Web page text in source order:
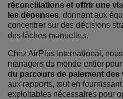
réconciliations et offrir une
les dépenses, donnant aux
concentrer sur des décisions
des tâches manuelles.
Chez AirPlus International,
managers du monde entier pour
du parcours de paiement des
aux rapports, tout en
exploitables nécessaires pour